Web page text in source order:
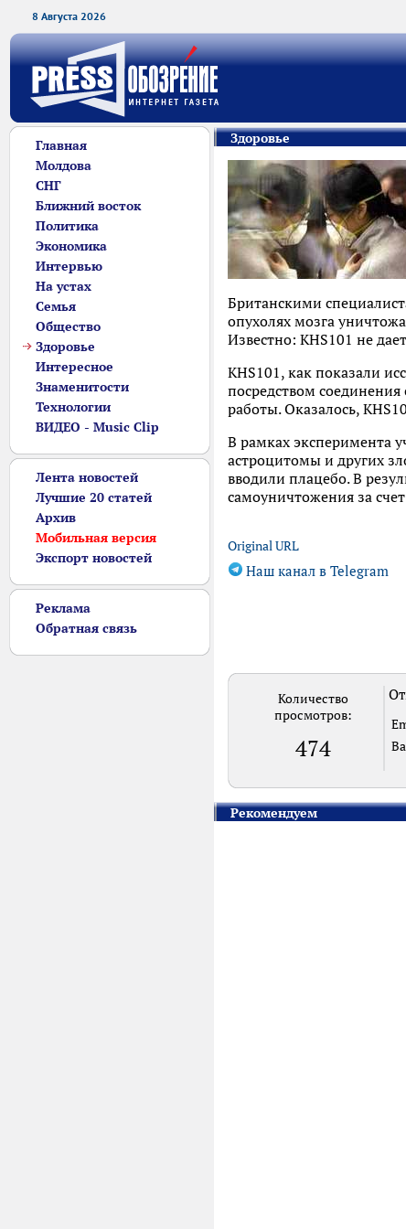
8 Августа 2026
Главная
Молдова
СНГ
Ближний восток
Политика
Экономика
Интервью
На устах
Семья
Общество
Здоровье
Интересное
Знаменитости
Технологии
ВИДЕО - Music Clip
Лента новостей
Лучшие 20 статей
Архив
Мобильная версия
Экспорт новостей
Реклама
Обратная связь
Здоровье
Британскими
опухолях мозга
Известно: KHS101 не
KHS101, как показали
посредством
работы. Оказалось,
В рамках эксперимента
астроцитомы и других
вводили плацебо. В
самоуничтожения за
Original URL
Наш канал в Telegram
Количество
просмотров:
474
Рекомендуем